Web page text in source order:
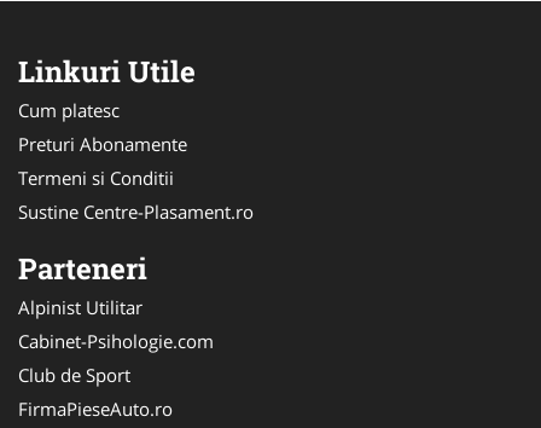
Linkuri Utile
Cum platesc
Preturi Abonamente
Termeni si Conditii
Sustine Centre-Plasament.ro
Parteneri
Alpinist Utilitar
Cabinet-Psihologie.com
Club de Sport
FirmaPieseAuto.ro